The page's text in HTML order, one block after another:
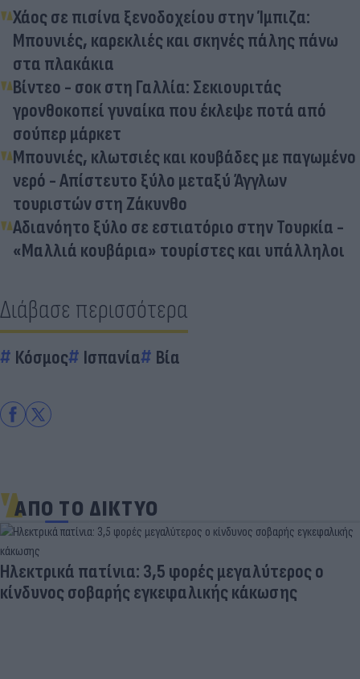
Χάος σε πισίνα ξενοδοχείου στην Ίμπιζα:
Μπουνιές, καρεκλιές και σκηνές πάλης πάνω
στα πλακάκια
Βίντεο - σοκ στη Γαλλία: Σεκιουριτάς
γρονθοκοπεί γυναίκα που έκλεψε ποτά από
σούπερ μάρκετ
Μπουνιές, κλωτσιές και κουβάδες με παγωμένο
νερό - Απίστευτο ξύλο μεταξύ Άγγλων
τουριστών στη Ζάκυνθο
Αδιανόητο ξύλο σε εστιατόριο στην Τουρκία -
«Μαλλιά κουβάρια» τουρίστες και υπάλληλοι
Διάβασε περισσότερα
Κόσμος Ισπανία Βία
ΑΠΟ ΤΟ ΔΙΚΤΥΟ
Ηλεκτρικά πατίνια: 3,5 φορές μεγαλύτερος ο
κίνδυνος σοβαρής εγκεφαλικής κάκωσης